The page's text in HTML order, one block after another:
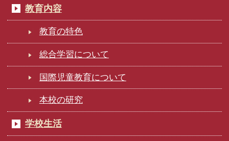
教育内容
教育の特色
総合学習について
国際児童教育について
本校の研究
学校生活